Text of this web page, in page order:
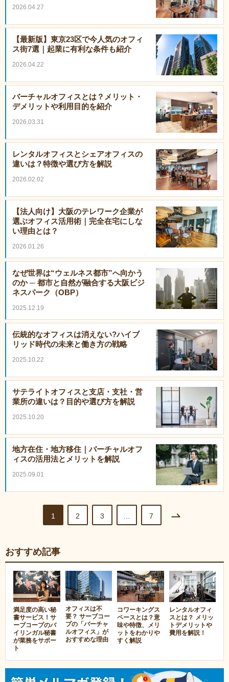
2026.04.27
【最新版】東京23区で今人気のオフィ
ス街7選｜起業に有利な条件も紹介
2026.04.22
バーチャルオフィスとは？メリット・
デメリットや利用目的を紹介
2026.03.31
レンタルオフィスとシェアオフィスの
違いは？特徴や選び方を解説
2026.02.02
【法人向け】大阪のテレワーク企業が
選ぶオフィス活用術｜完全在宅にしな
い理由とは？
2026.01.26
なぜ世界は“ウェルネス都市”へ向かう
のか ─ 都市と自然が融合する大阪ビジ
ネスパーク（OBP）
2025.12.19
伝統的なオフィスは消えない?ハイブ
リッド時代の未来と働き方の戦略
2025.10.22
サテライトオフィスと支店・支社・営
業所の違いは？目的や選び方を解説
2025.10.20
地方在住・地方移住｜バーチャルオフ
ィスの活用法とメリットを解説
2025.09.01
1 2 3 7
おすすめ記事
満足度の高い秘
書サービス！サ
ーブコープのバ
イリンガル秘書
が業務をサポー
ト
オフィスは不
要？ サーブコー
プの「バーチャ
ルオフィス」が
おすすめな理由
コワーキングス
ペースとは？意
味や特徴、メリ
ットをわかりや
すく解説
レンタルオフィ
スとは？ メリッ
トデメリットや
費用を解説！